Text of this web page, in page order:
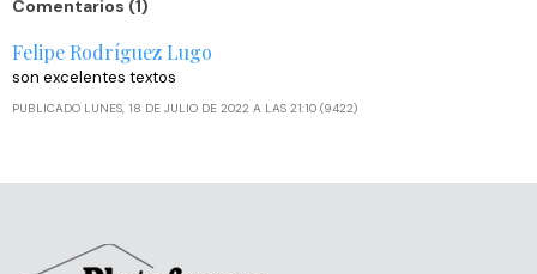
Comentarios (1)
Felipe Rodríguez Lugo
son excelentes textos
PUBLICADO LUNES, 18 DE JULIO DE 2022 A LAS 21:10 (9422)